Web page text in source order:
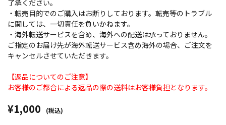
了承ください。
・転売目的でのご購入はお断りしております。転売等のトラブル
に関しては、一切責任を負いかねます。
・海外転送サービスを含め、海外への配送は承っておりません。
ご指定のお届け先が海外転送サービス含め海外の場合、ご注文を
キャンセルさせていただきます。
【返品についてのご注意】
お客様のご都合による返品の際の送料はお客様負担となります。
¥1,000 (税込)